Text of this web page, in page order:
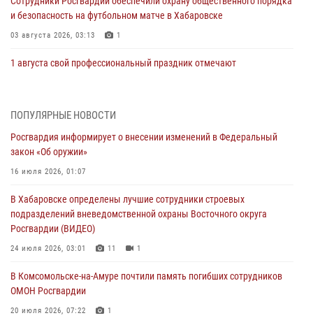
и безопасность на футбольном матче в Хабаровске
03 августа 2026, 03:13 1
1 августа свой профессиональный праздник отмечают
01 августа 2026, 00:00
В Управлении Росгвардии по Хабаровскому краю состоялось
избирательного права
31 июля 2026, 03:26
В г. Советская Гавань сотрудники Росгвардии оказали помощь
2
В Хабаровске продолжается акция «Каникулы с Росгвардией»
ПОПУЛЯРНЫЕ НОВОСТИ
Росгвардия информирует о внесении изменений в Федеральный
закон «Об оружии»
16 июля 2026, 01:07
В Хабаровске определены лучшие сотрудники строевых
подразделений вневедомственной охраны Восточного округа
Росгвардии (ВИДЕО)
24 июля 2026, 03:01 11 1
В Комсомольске-на-Амуре почтили память погибших сотрудников
ОМОН Росгвардии
20 июля 2026, 07:22 1